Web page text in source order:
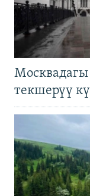
текшерүү